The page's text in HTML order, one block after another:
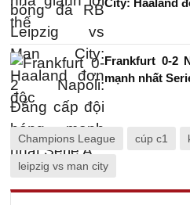
City: Haaland
Frankfurt 0-2
mạnh nhất
Champions League cúp c1
leipzig vs man city